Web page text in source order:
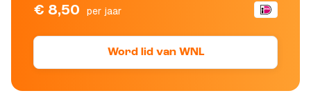
€ 8,50 per jaar
Word lid van WNL